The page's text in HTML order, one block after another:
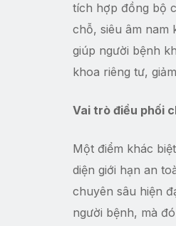
tích hợp đồng bộ
chỗ, siêu âm nam
giúp người bệnh
khoa riêng tư,
Vai trò điều phối
Một điểm khác
diện giới hạn an
chuyên sâu hiện
người bệnh, mà